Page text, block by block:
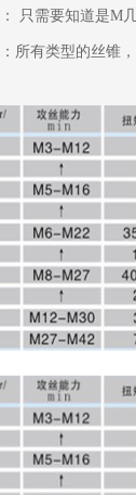
只需要知道是M
所有类型的丝锥